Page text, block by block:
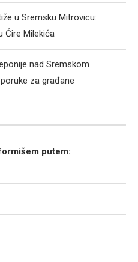
u Sremsku Mitrovicu:
Ćire Milekića
nad Sremskom
za građane
putem: